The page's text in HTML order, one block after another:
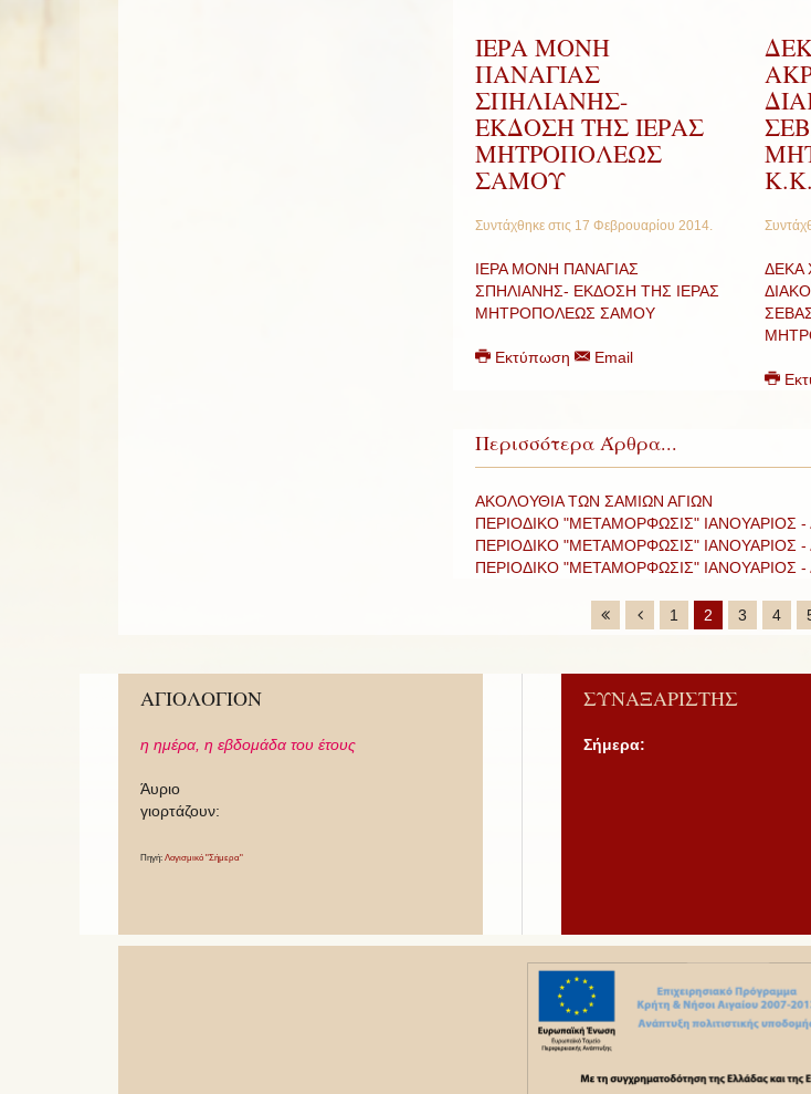
ΙΕΡΑ ΜΟΝΗ
ΠΑΝΑΓΙΑΣ
ΣΠΗΛΙΑΝΗΣ-
ΕΚΔΟΣΗ ΤΗΣ ΙΕΡΑΣ
ΜΗΤΡΟΠΟΛΕΩΣ
ΣΑΜΟΥ
Συντάχθηκε στις 17 Φεβρουαρίου 2014.
ΙΕΡΑ ΜΟΝΗ ΠΑΝΑΓΙΑΣ
ΣΠΗΛΙΑΝΗΣ- ΕΚΔΟΣΗ ΤΗΣ ΙΕΡΑΣ
ΜΗΤΡΟΠΟΛΕΩΣ ΣΑΜΟΥ
Εκτύπωση Email
ΔΕΚΑ
Περισσότερα Άρθρα...
ΑΚΟΛΟΥΘΙΑ ΤΩΝ ΣΑΜΙΩΝ ΑΓΙΩΝ
ΠΕΡΙΟΔΙΚΟ "ΜΕΤΑΜΟΡΦΩΣΙΣ" ΙΑΝΟΥΑΡΙΟΣ
ΠΕΡΙΟΔΙΚΟ "ΜΕΤΑΜΟΡΦΩΣΙΣ" ΙΑΝΟΥΑΡΙΟΣ
ΠΕΡΙΟΔΙΚΟ "ΜΕΤΑΜΟΡΦΩΣΙΣ" ΙΑΝΟΥΑΡΙΟΣ -
1 2 3 4
ΑΓΙΟΛΟΓΙΟΝ
η ημέρα, η εβδομάδα του έτους
Άυριο
γιορτάζουν:
Πηγή: Λογισμικό "Σήμερα"
ΣΥΝΑΞΑΡΙΣΤΗΣ
Σήμερα: